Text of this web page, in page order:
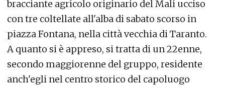
bracciante agricolo originario del Mali ucciso
con tre coltellate all'alba di sabato scorso in
piazza Fontana, nella città vecchia di Taranto.
A quanto si è appreso, si tratta di un 22enne,
secondo maggiorenne del gruppo, residente
anch'egli nel centro storico del capoluogo